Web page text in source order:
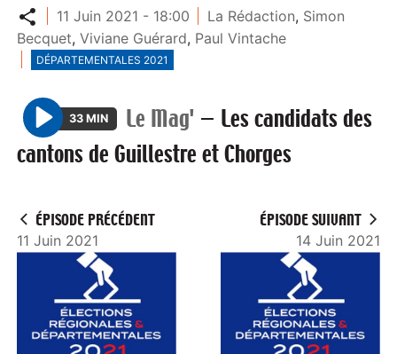
Partager
11 Juin 2021 - 18:00 La Rédaction, Simon
Becquet,Viviane Guérard, Paul Vintache
DÉPARTEMENTALES 2021
P
l
33 MIN Le Mag' — Les candidats des
cantons de Guillestre et Chorges
ÉPISODE PRÉCÉDENT
11 Juin 2021
ÉPISODE SUIVANT
14 Juin 2021